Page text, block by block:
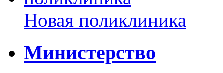
Новая поликлиника
Министерство